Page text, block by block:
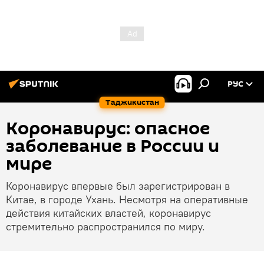
Таджикистан
РУС
Коронавирус: опасное
заболевание в России и
мире
Коронавирус впервые был зарегистрирован в
Китае, в городе Ухань. Несмотря на оперативные
действия китайских властей, коронавирус
стремительно распространился по миру.